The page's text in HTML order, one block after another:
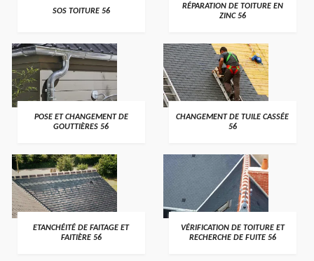
>
SOS TOITURE 56 >
RÉPARATION DE TOITURE EN
ZINC 56
>
POSE ET CHANGEMENT DE
GOUTTIÈRES 56
>
CHANGEMENT DE TUILE CASSÉE
56
>
ETANCHÉITÉ DE FAITAGE ET
FAITIÈRE 56
>
VÉRIFICATION DE TOITURE ET
RECHERCHE DE FUITE 56